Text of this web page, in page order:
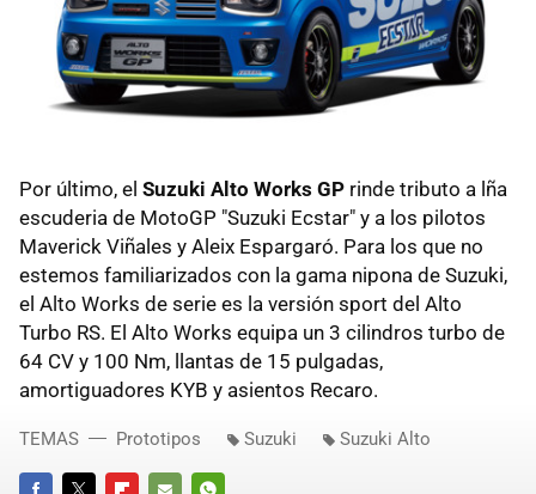
Por último, el Suzuki Alto Works GP rinde tributo a lña
escuderia de MotoGP "Suzuki Ecstar" y a los pilotos
Maverick Viñales y Aleix Espargaró. Para los que no
estemos familiarizados con la gama nipona de Suzuki,
el Alto Works de serie es la versión sport del Alto
Turbo RS. El Alto Works equipa un 3 cilindros turbo de
64 CV y 100 Nm, llantas de 15 pulgadas,
amortiguadores KYB y asientos Recaro.
TEMAS Prototipos Suzuki Suzuki Alto